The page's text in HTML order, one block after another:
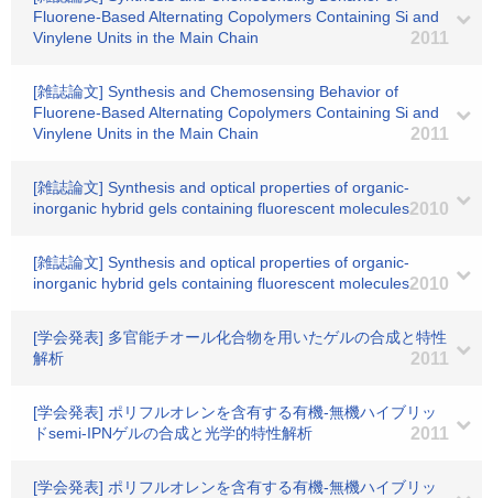
Fluorene-Based Alternating Copolymers Containing Si and
Vinylene Units in the Main Chain
2011
[雑誌論文] Synthesis and Chemosensing Behavior of
Fluorene-Based Alternating Copolymers Containing Si and
Vinylene Units in the Main Chain
2011
[雑誌論文] Synthesis and optical properties of organic-
inorganic hybrid gels containing fluorescent molecules2010
[雑誌論文] Synthesis and optical properties of organic-
inorganic hybrid gels containing fluorescent molecules2010
[学会発表] 多官能チオール化合物を用いたゲルの合成と特性
解析
2011
[学会発表] ポリフルオレンを含有する有機-無機ハイブリッ
ドsemi-IPNゲルの合成と光学的特性解析
2011
[学会発表] ポリフルオレンを含有する有機-無機ハイブリッ